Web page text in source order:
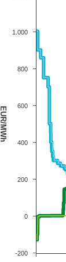
EUR/MWh
-200
0
200
400
600
800
1.000